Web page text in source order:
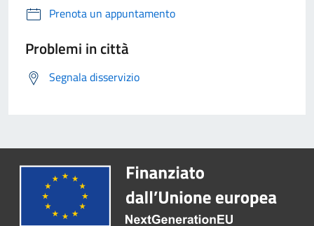
Prenota un appuntamento
Problemi in città
Segnala disservizio